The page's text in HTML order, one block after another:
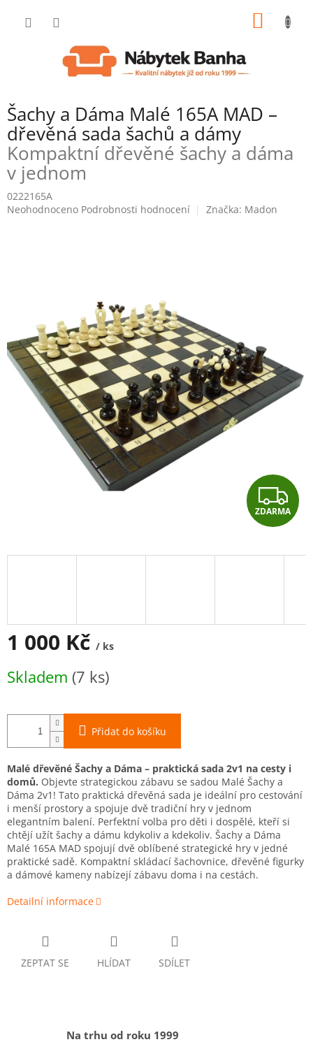
Šachy a Dáma Malé 165A MAD –
dřevěná sada šachů a dámy
Kompaktní dřevěné šachy a dáma
v jednom
0222165A
Průměrné
Neohodnoceno Podrobnosti hodnocení Značka: Madon
Z
D
A
ZDARMA
1 000 Kč / ks
cena:
Skladem (7 ks)
Přidat do košíku
Malé dřevěné Šachy a Dáma – praktická sada 2v1 na cesty i
domů. Objevte strategickou zábavu se sadou Malé Šachy a
Dáma 2v1! Tato praktická dřevěná sada je ideální pro cestování
i menší prostory a spojuje dvě tradiční hry v jednom
elegantním balení. Perfektní volba pro děti i dospělé, kteří si
chtějí užít šachy a dámu kdykoliv a kdekoliv. Šachy a Dáma
Malé 165A MAD spojují dvě oblíbené strategické hry v jedné
praktické sadě. Kompaktní skládací šachovnice, dřevěné figurky
a dámové kameny nabízejí zábavu doma i na cestách.
Detailní informace
ZEPTAT SE HLÍDAT SDÍLET
Na trhu od roku 1999